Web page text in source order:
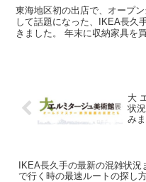
東海地区初の出店で、オープ
して話題になった、IKEA長久
きました。 年末に収納家具を
大
状
みま
IKEA長久手の最新の混雑状況
で行く時の最速ルートの探し方